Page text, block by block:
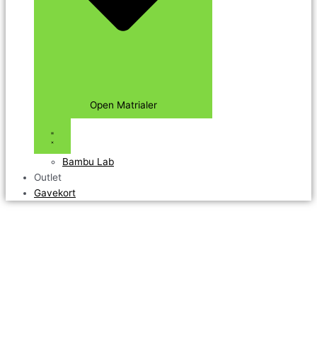
Open Matrialer
Bambu Lab
Outlet
Gavekort